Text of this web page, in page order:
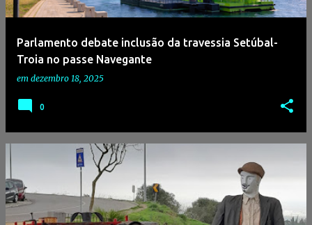
Parlamento debate inclusão da travessia Setúbal-
Troia no passe Navegante
em dezembro 18, 2025
0